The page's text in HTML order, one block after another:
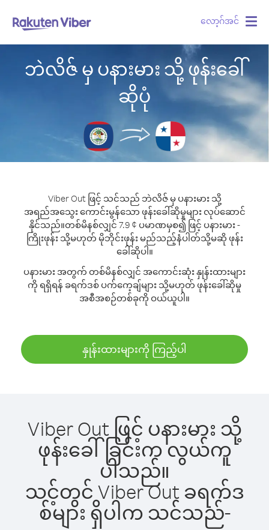
လော့ဂ်အင်
ဘဲလိဇ် မှ ပနားမား သို့ ဖုန်းခေါ်
ဆိုပုံ
Viber Out ဖြင့် သင်သည် ဘဲလိဇ် မှ ပနားမား သို့
အရည်အသွေး ကောင်းမွန်သော ဖုန်းခေါ်ဆိုမှုများ လုပ်ဆောင်
နိုင်သည်။တစ်မိနစ်လျှင် 7.9 ¢ ပမာဏမှစ၍ ဖြင့် ပနားမား -
ကြိုးဖုန်း သို့မဟုတ် မိုဘိုင်းဖုန်း မည်သည့်နံပါတ်သို့မဆို ဖုန်း
ခေါ်ဆိုပါ။
ပနားမား အတွက် တစ်မိနစ်လျှင် အကောင်းဆုံး နှုန်းထားများ
ကို ရရှိရန် ခရက်ဒစ် ပက်ကေ့ချ်များ သို့မဟုတ် ဖုန်းခေါ်ဆိုမှု
အစီအစဉ်တစ်ခုကို ဝယ်ယူပါ။
နှုန်းထားများကို ကြည့်ပါ
Viber Out ဖြင့် ပနားမား သို့
ဖုန်းခေါ်ခြင်းက လွယ်ကူ
ပါသည်။
သင့်တွင် Viber Out ခရက်ဒ
စ်များ ရှိပါက သင်သည်-